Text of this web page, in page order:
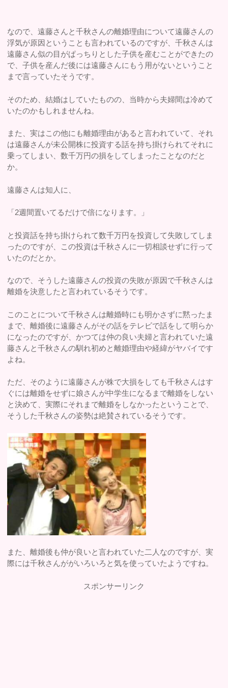
なので、遠藤さんと千秋さんの離婚理由について遠藤さんの
浮気が原因ということも言われているのですが、千秋さんは
遠藤さん似の目がぱっちりとした子供を産むことができたの
で、子供を産んだ後には遠藤さんにもう用がないということ
まで言っていたそうです。
そのため、結婚はしていたものの、当時から夫婦間は冷めて
いたのかもしれませんね。
また、実はこの他にも離婚理由があると言われていて、それ
は遠藤さんが未公開株に投資する話を持ち掛けられてそれに
乗ってしまい、数千万円の損をしてしまったことなのだと
か。
遠藤さんは知人に、
「2週間置いてるだけで倍になります。」
と投資話を持ち掛けられて数千万円を投資して失敗してしま
ったのですが、この投資は千秋さんに一切相談せずに行って
いたのだとか。
なので、そうした遠藤さんの投資の失敗が原因で千秋さんは
離婚を決意したと言われているそうです。
このことについて千秋さんは離婚時にも明かさずに黙ったま
まで、離婚後に遠藤さんがその話をテレビで話をして明らか
になったのですが、かつては仲の良い夫婦と言われていた遠
藤さんと千秋さんの馴れ初めと離婚理由や経緯がヤバイです
よね。
ただ、そのように遠藤さんが株で大損をしても千秋さんはす
ぐには離婚をせずに娘さんが中学生になるまで離婚をしない
と決めて、実際にそれまで離婚をしなかったということで、
そうした千秋さんの姿勢は絶賛されているそうです。
また、離婚後も仲が良いと言われていた二人なのですが、実
際には千秋さんががいろいろと気を使っていたようですね。
スポンサーリンク